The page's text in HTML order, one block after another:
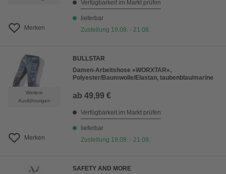
Merken
Verfügbarkeit im Markt prüfen
lieferbar
Zustellung 19.08. - 21.08.
Weitere
Ausführungen
Merken
BULLSTAR
Damen-Arbeitshose »WORXTAR«,
Polyester/Baumwolle/Elastan, taubenblau/marine
ab 49,99 €
Verfügbarkeit im Markt prüfen
lieferbar
Zustellung 19.08. - 21.08.
SAFETY AND MORE